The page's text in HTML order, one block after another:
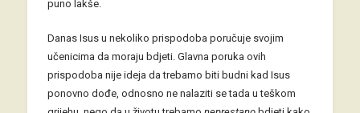
puno lakše.
Danas Isus u nekoliko prispodoba poručuje svojim
učenicima da moraju bdjeti. Glavna poruka ovih
prispodoba nije ideja da trebamo biti budni kad Isus
ponovno dođe, odnosno ne nalaziti se tada u teškom